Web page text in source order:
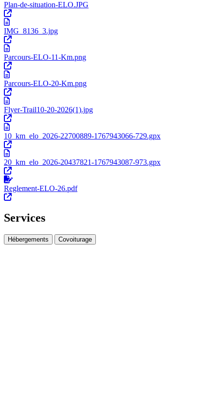
Plan-de-situation-ELO.JPG
IMG_8136_3.jpg
Parcours-ELO-11-Km.png
Parcours-ELO-20-Km.png
Flyer-Trail10-20-2026(1).jpg
10_km_elo_2026-22700889-1767943066-729.gpx
20_km_elo_2026-20437821-1767943087-973.gpx
Reglement-ELO-26.pdf
Services
Hébergements Covoiturage